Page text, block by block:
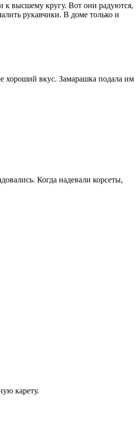
к высшему кругу. Вот они радуются,
рукавчики. В доме только и
хороший вкус. Замарашка подала им
Когда надевали корсеты,
карету.